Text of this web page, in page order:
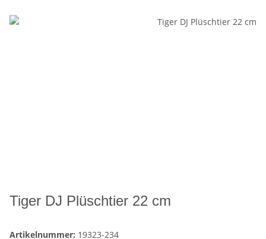
Tiger DJ Plüschtier 22 cm
Artikelnummer: 19323-234